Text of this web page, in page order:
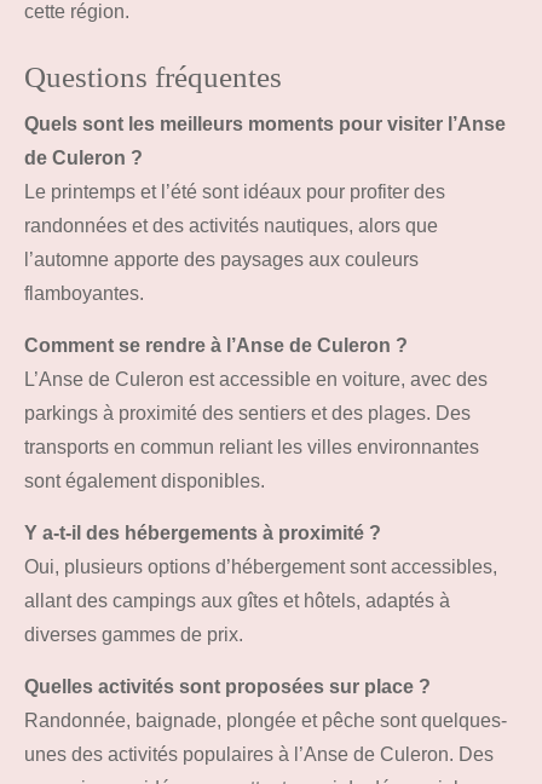
cette région.
Questions fréquentes
Quels sont les meilleurs moments pour visiter l’Anse
de Culeron ?
Le printemps et l’été sont idéaux pour profiter des
randonnées et des activités nautiques, alors que
l’automne apporte des paysages aux couleurs
flamboyantes.
Comment se rendre à l’Anse de Culeron ?
L’Anse de Culeron est accessible en voiture, avec des
parkings à proximité des sentiers et des plages. Des
transports en commun reliant les villes environnantes
sont également disponibles.
Y a-t-il des hébergements à proximité ?
Oui, plusieurs options d’hébergement sont accessibles,
allant des campings aux gîtes et hôtels, adaptés à
diverses gammes de prix.
Quelles activités sont proposées sur place ?
Randonnée, baignade, plongée et pêche sont quelques-
unes des activités populaires à l’Anse de Culeron. Des